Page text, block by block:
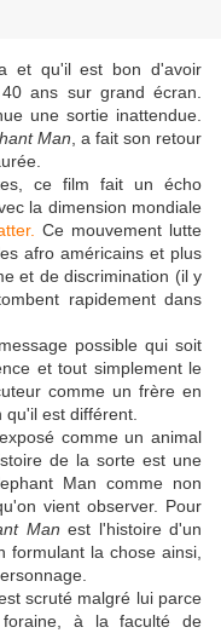
et qu'il est bon d'avoir
ans sur grand écran.
une sortie inattendue.
Man , a fait son retour
ce film fait un écho
la dimension mondiale
Ce mouvement lutte
afro américains et plus
et de discrimination (il y
rapidement dans
possible qui soit
et tout simplement le
comme un frère en
est différent.
exposé comme un animal
de la sorte est une
Man comme non
vient observer. Pour
Man est l'histoire d'un
formulant la chose ainsi,
scruté malgré lui parce
à la faculté de